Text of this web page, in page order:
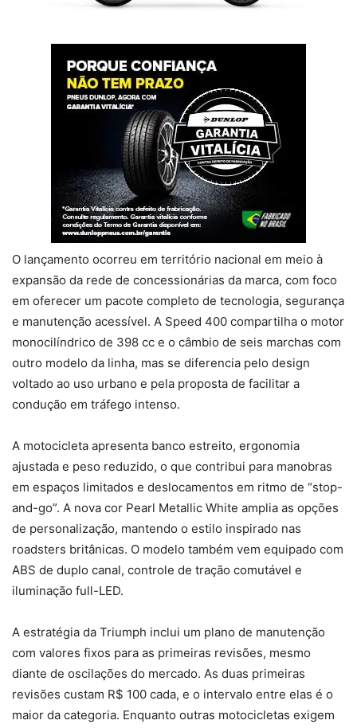
O lançamento ocorreu em território nacional em meio à
expansão da rede de concessionárias da marca, com foco
em oferecer um pacote completo de tecnologia, segurança
e manutenção acessível. A Speed 400 compartilha o motor
monocilíndrico de 398 cc e o câmbio de seis marchas com
outro modelo da linha, mas se diferencia pelo design
voltado ao uso urbano e pela proposta de facilitar a
condução em tráfego intenso.
A motocicleta apresenta banco estreito, ergonomia
ajustada e peso reduzido, o que contribui para manobras
em espaços limitados e deslocamentos em ritmo de “stop-
and-go”. A nova cor Pearl Metallic White amplia as opções
de personalização, mantendo o estilo inspirado nas
roadsters britânicas. O modelo também vem equipado com
ABS de duplo canal, controle de tração comutável e
iluminação full-LED.
A estratégia da Triumph inclui um plano de manutenção
com valores fixos para as primeiras revisões, mesmo
diante de oscilações do mercado. As duas primeiras
revisões custam R$ 100 cada, e o intervalo entre elas é o
maior da categoria. Enquanto outras motocicletas exigem